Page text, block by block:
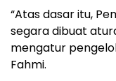
“Atas dasar itu,
segara dibuat
mengatur
Fahmi.